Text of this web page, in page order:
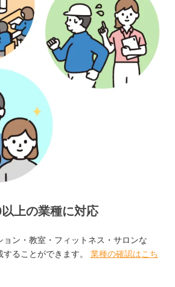
上の業種に対応
ン・教室・フィットネス・サロンな
ることができます。 業種の確認はこち